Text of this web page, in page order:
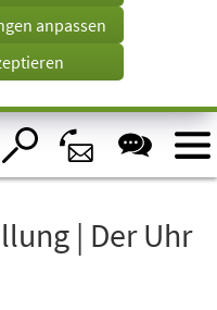
anpassen
| Der Uhr